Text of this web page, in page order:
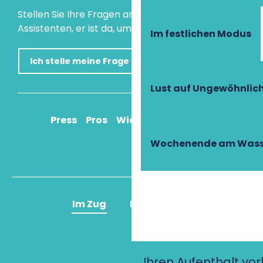
Im festlichen Modus
Lust auf
Wochenende am
Stellen Sie Ihre Fragen an unseren virtuellen
Assistenten, er ist da, um Ihnen zu helfen.
Ich stelle meine Frage
Press Pros Wie komme ich an?
Im Zug Im Flugzeug